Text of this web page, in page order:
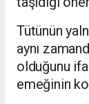
Tütünün
aynı
olduğunu
emeğinin